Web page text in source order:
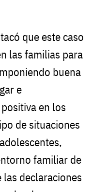
que este caso
las familias para
buena
e
en los
de situaciones
familiar de
declaraciones